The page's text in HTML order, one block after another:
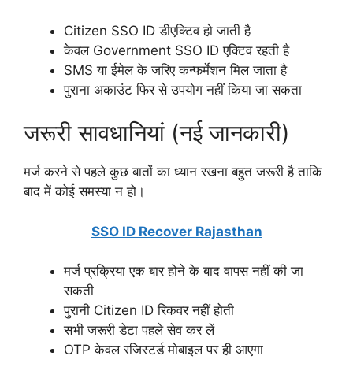
Citizen SSO ID डीएक्टिव हो जाती है
केवल Government SSO ID एक्टिव रहती है
SMS या ईमेल के जरिए कन्फर्मेशन मिल जाता है
पुराना अकाउंट फिर से उपयोग नहीं किया जा सकता
जरूरी सावधानियां (नई जानकारी)
मर्ज करने से पहले कुछ बातों का ध्यान रखना बहुत जरूरी है ताकि
बाद में कोई समस्या न हो।
SSO ID Recover Rajasthan
मर्ज प्रक्रिया एक बार होने के बाद वापस नहीं की जा
सकती
पुरानी Citizen ID रिकवर नहीं होती
सभी जरूरी डेटा पहले सेव कर लें
OTP केवल रजिस्टर्ड मोबाइल पर ही आएगा